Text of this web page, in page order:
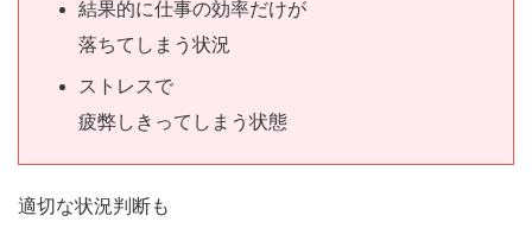
結果的に仕事の効率だけが
落ちてしまう状況
ストレスで
疲弊しきってしまう状態
適切な状況判断も